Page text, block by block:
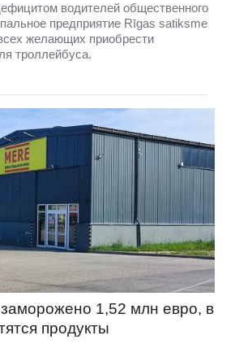
водителей общественного
предприятие Rīgas satiksme
желающих приобрести
троллейбуса.
1,52 млн евро, в
продукты